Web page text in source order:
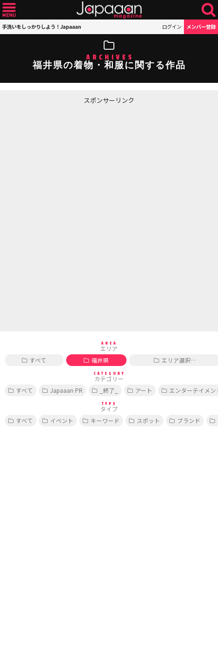
手洗いをしっかりしよう！Japaaan ログイン メンバー登録
ARCHIVES
福井県の着物・和服に関する作品
スポンサーリンク
AREA
エリア
すべて
福井県 エリア選択…
CATEGORY
カテゴリー
すべて
Japaaan PR _終了_ アート エンターテイメン
TYPE
タイプ
すべて
イベント キーワード スポット ブランド